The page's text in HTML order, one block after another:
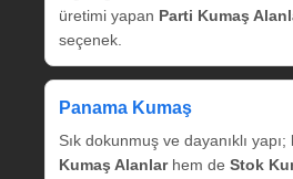
üretimi yapan Parti Kumaş
seçenek.
Panama Kumaş
Sık dokunmuş ve dayanıklı
Kumaş Alanlarhem de Stok